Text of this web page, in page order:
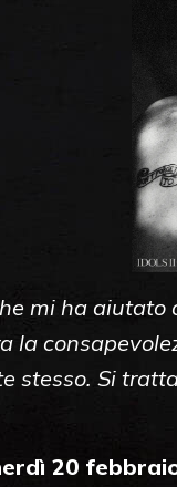
mi ha
la
stesso. Si
20